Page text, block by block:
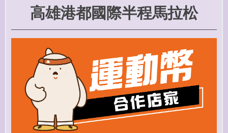
高雄港都國際半程馬拉松